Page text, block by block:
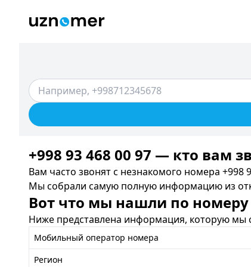
+998 93 468 00 97 — кто вам
Вам часто звонят с незнакомого номера +998
Мы собрали самую полную информацию из
Вот что мы нашли по номеру
Ниже представлена информация, которую мы
Мобильный оператор номера
Регион